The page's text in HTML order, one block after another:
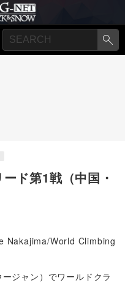
ド第1戦（中国・
Nakajima/World Climbing
ジャン）でワールドクラ